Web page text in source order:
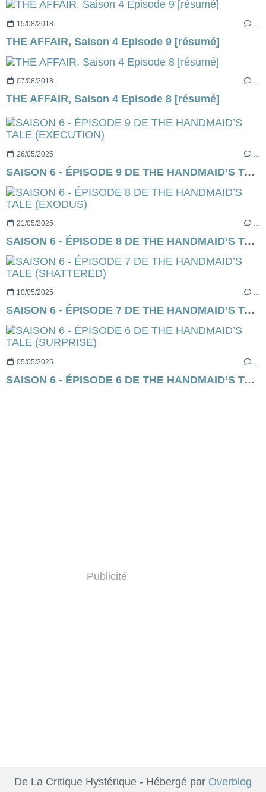
15/08/2018 …
THE AFFAIR, Saison 4 Episode 9 [résumé]
07/08/2018 …
THE AFFAIR, Saison 4 Episode 8 [résumé]
26/05/2025
SAISON 6 - ÉPISODE 9 DE THE HANDMAID’S TALE (EXECUTION)
21/05/2025 …
SAISON 6 - ÉPISODE 8 DE THE HANDMAID’S TALE (EXODUS)
10/05/2025 …
SAISON 6 - ÉPISODE 7 DE THE HANDMAID’S TALE (SHATTERED)
05/05/2025
SAISON 6 - ÉPISODE 6 DE THE HANDMAID’S TALE (SURPRISE)
Publicité
De La Critique Hystérique - Hébergé par Overblog